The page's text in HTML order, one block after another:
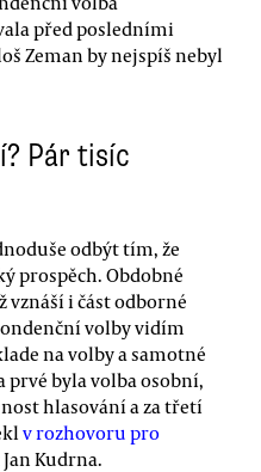
před posledními
Zeman by nejspíš nebyl
Pár tisíc
odbýt tím, že
prospěch. Obdobné
i část odborné
volby vidím
na volby a samotné
prvé byla volba osobní,
hlasování a za třetí
v rozhovoru pro
Kudrna.